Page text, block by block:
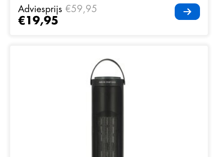
Adviesprijs €59,95
€19,95